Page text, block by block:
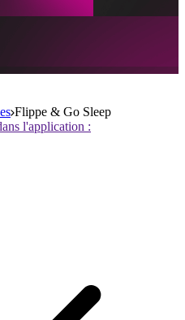
Flippe & Go Sleep
l'application :